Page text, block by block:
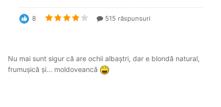
Nu mai sunt sigur că are ochii albaștri, dar e blondă natural,
frumușică și... moldoveancă